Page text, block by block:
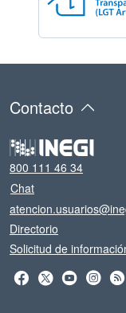
Contacto
800 111 46 34
Chat
Directorio
Solicitud de